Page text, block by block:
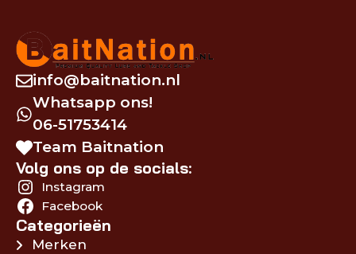
info@baitnation.nl
Whatsapp ons!
06-51753414
Team Baitnation
Volg ons op de socials:
Instagram
Facebook
Categorieën
Merken